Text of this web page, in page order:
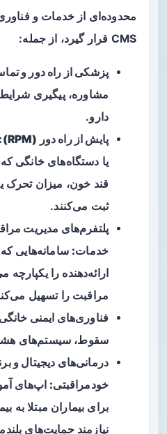
محدوده‌ای از خدمات و
CMS قرار گیرد، از جمله:
پزشکی از راه دور و
مشاوره، پیگیری
دارو.
پایش از راه دور (RPM):
یا دستگاه‌های خانگی
قند خون، میزان تحرک یا
ثبت می‌کنند.
پلتفرم‌های مدیریت
خدمات: سامانه‌هایی
ارائه‌دهنده را یکپارچه
مراقبت را تسهیل
فناوری‌های ایمنی
سقوط، سیستم‌های
درمانی‌های دیجیتال و
خودمراقبتی: اپ‌های
برای بیماران مبتلا به
نیازمند حمایت‌های